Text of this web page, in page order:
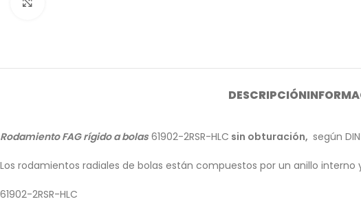
DESCRIPCIÓN
Rodamiento FAG rígido a bolas 61902-2RSR-HLC sin obturación, según
Los rodamientos radiales de bolas están compuestos por un anillo
61902-2RSR-HLC